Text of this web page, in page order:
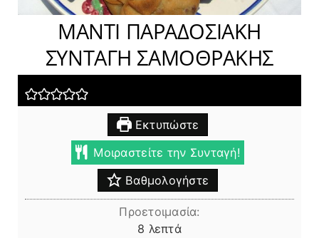
ΜΑΝΤΙ ΠΑΡΑΔΟΣΙΑΚΗ
ΣΥΝΤΑΓΗ ΣΑΜΟΘΡΑΚΗΣ
Εκτυπώστε
Μοιραστείτε την Συνταγή!
Βαθμολογήστε
Προετοιμασία:
8 λεπτά
λεπτά